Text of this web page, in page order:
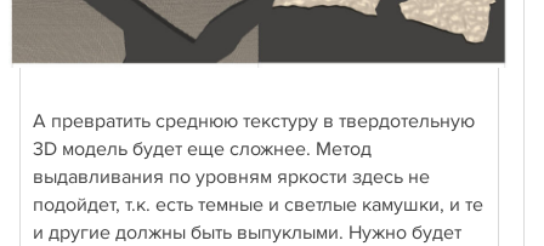
А превратить среднюю текстуру в твердотельную
3D модель будет еще сложнее. Метод
выдавливания по уровням яркости здесь не
подойдет, т.к. есть темные и светлые камушки, и те
и другие должны быть выпуклыми. Нужно будет